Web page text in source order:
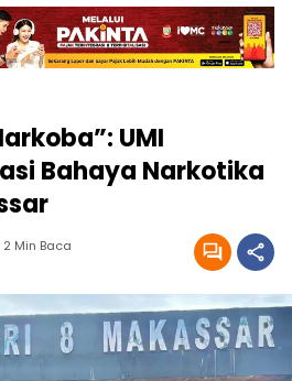
UMI
Bahaya Narkotika
2 Min Baca